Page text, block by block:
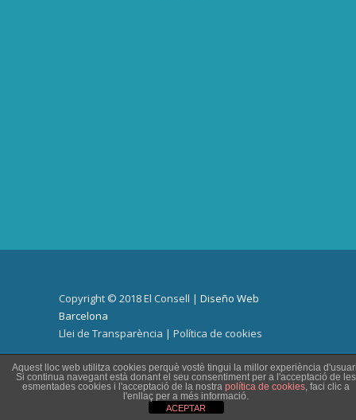
Copyright © 2018 El Consell | Diseño Web
Barcelona
Llei de Transparència | Política de cookies
Aquest lloc web utilitza cookies perquè vostè tingui la millor experiència
Si continua navegant està donant el seu consentiment per a l'acceptació de les
esmentades cookies i l'acceptació de la nostra política de cookies, faci clic a
l'enllaç per a més informació.
ACEPTAR